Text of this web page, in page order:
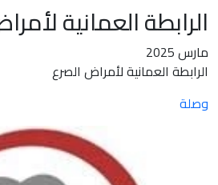
الرابطة العمانية
مارس 2025
الرابطة العمانية لأمراض الصرع
وصلة